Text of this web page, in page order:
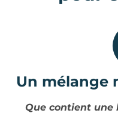
Un mélange
Que contient